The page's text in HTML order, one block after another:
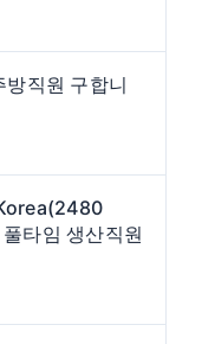
직원 구합니
타임 생산직원